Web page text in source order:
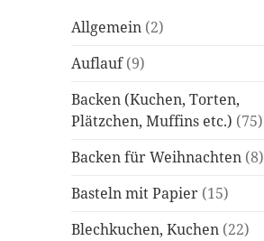
Allgemein (2)
Auflauf(9)
Backen (Kuchen, Torten,
Plätzchen, Muffins etc.) (75)
Backen für Weihnachten (8)
Basteln mit Papier (15)
Blechkuchen, Kuchen (22)